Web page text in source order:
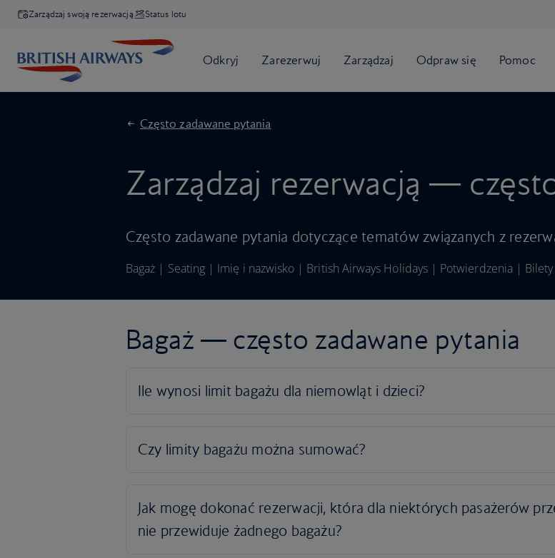
Zarządzaj swoją rezerwacją Status lotu
Często zadawane pytania
Zarządzaj rezerwacją —
Często zadawane pytania dotyczące tematów związanych z
Bagaż | Seating| Imię i nazwisko | British Airways Holidays| Potwierdzenia | Bilety
Bagaż — często zadawane pytania